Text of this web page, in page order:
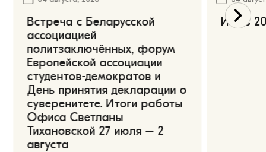
Встреча с Беларусской
ассоциацией
политзаключённых, форум
Европейской ассоциации
студентов-демократов и
День принятия декларации о
суверенитете. Итоги работы
Офиса Светланы
Тихановской 27 июля – 2
августа
Июль